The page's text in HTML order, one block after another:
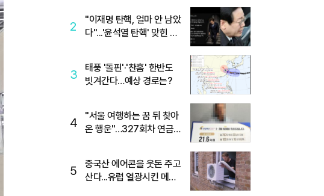
2
"이재명 탄핵, 얼마 안 남았
다"...'윤석열 탄핵' 맞힌 무
3
태풍 '돌핀'·'찬홈' 한반도
빗겨간다…예상 경로는?
4
"서울 여행하는 꿈 뒤 찾아
온 행운"…327회차 연금
5
중국산 에어콘을 웃돈 주고
산다...유럽 열광시킨 메이